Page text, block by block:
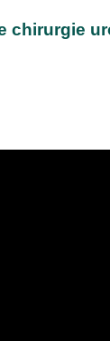
chirurgie